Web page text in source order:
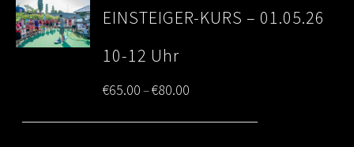
EINSTEIGER-KURS – 01.05.26
10-12 Uhr
€65.00–€80.00
range: